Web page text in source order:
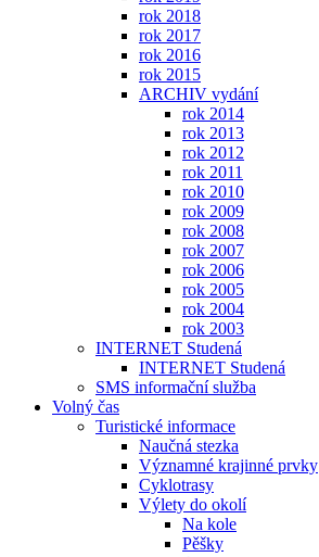
rok 2018
rok 2017
rok 2016
rok 2015
ARCHIV vydání
rok 2014
rok 2013
rok 2012
rok 2011
rok 2010
rok 2009
rok 2008
rok 2007
rok 2006
rok 2005
rok 2004
rok 2003
INTERNET Studená
INTERNET Studená
SMS informační služba
Volný čas
Turistické informace
Naučná stezka
Významné krajinné prvky
Cyklotrasy
Výlety do okolí
Na kole
Pěšky